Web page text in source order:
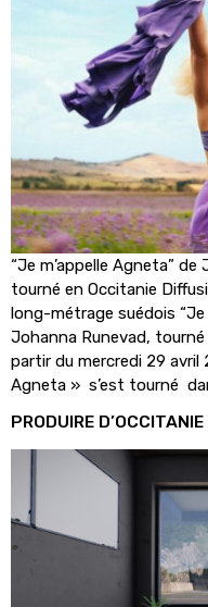
“Je m’appelle Agneta”
tourné en Occitanie
long-métrage suédois “Je
Johanna Runevad,
partir du mercredi 29 avril
Agneta » s’est tourné
PRODUIRE D’OCCITANIE